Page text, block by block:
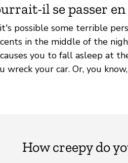
il se passer en
possible some terrible
in the middle of the
you to fall asleep at
wreck your car. Or, you
How creepy do